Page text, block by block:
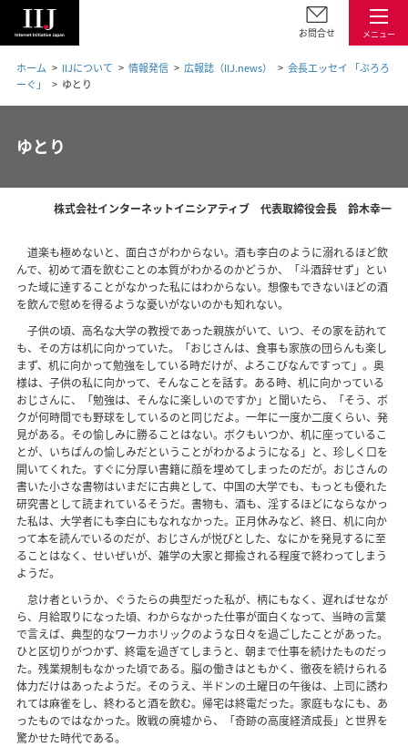
メニュー
お問合せ
ホーム IIJについて 情報発信 広報誌（IIJ.news）
会長エッセイ 「ぷろろ
ーぐ」
ゆとり
ゆとり
株式会社インターネットイニシアティブ 代表取締役会長 鈴木幸一
道楽も極めないと、面白さがわからない。酒も李白のように溺れるほど飲
んで、初めて酒を飲むことの本質がわかるのかどうか、「斗酒辞せず」とい
った域に達することがなかった私にはわからない。想像もできないほどの酒
を飲んで慰めを得るような憂いがないのかも知れない。
子供の頃、高名な大学の教授であった親族がいて、いつ、その家を訪れて
も、その方は机に向かっていた。「おじさんは、食事も家族の団らんも楽し
まず、机に向かって勉強をしている時だけが、よろこびなんですって」。奥
様は、子供の私に向かって、そんなことを話す。ある時、机に向かっている
おじさんに、「勉強は、そんなに楽しいのですか」と聞いたら、「そう、ボ
クが何時間でも野球をしているのと同じだよ。一年に一度か二度くらい、発
見がある。その愉しみに勝ることはない。ボクもいつか、机に座っているこ
とが、いちばんの愉しみだということがわかるようになる」と、珍しく口を
開いてくれた。すぐに分厚い書籍に顔を埋めてしまったのだが。おじさんの
書いた小さな書物はいまだに古典として、中国の大学でも、もっとも優れた
研究書として読まれているそうだ。書物も、酒も、淫するほどにならなかっ
た私は、大学者にも李白にもなれなかった。正月休みなど、終日、机に向か
って本を読んでいるのだが、おじさんが悦びとした、なにかを発見するに至
ることはなく、せいぜいが、雑学の大家と揶揄される程度で終わってしまう
ようだ。
怠け者というか、ぐうたらの典型だった私が、柄にもなく、遅ればせなが
ら、月給取りになった頃、わからなかった仕事が面白くなって、当時の言葉
で言えば、典型的なワーカホリックのような日々を過ごしたことがあった。
ひと区切りがつかず、終電を過ぎてしまうと、朝まで仕事を続けたものだっ
た。残業規制もなかった頃である。脳の働きはともかく、徹夜を続けられる
体力だけはあったようだ。そのうえ、半ドンの土曜日の午後は、上司に誘わ
れては麻雀をし、終わると酒を飲む。帰宅は終電だった。家庭もなにも、あ
ったものではなかった。敗戦の廃墟から、「奇跡の高度経済成長」と世界を
驚かせた時代である。